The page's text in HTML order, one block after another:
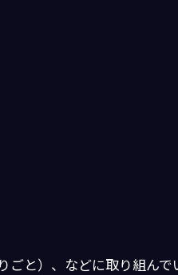
ごと）、などに取り組んで